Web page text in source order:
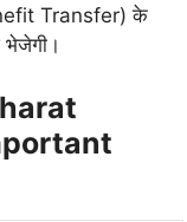
Transfer) के
भेजेगी।